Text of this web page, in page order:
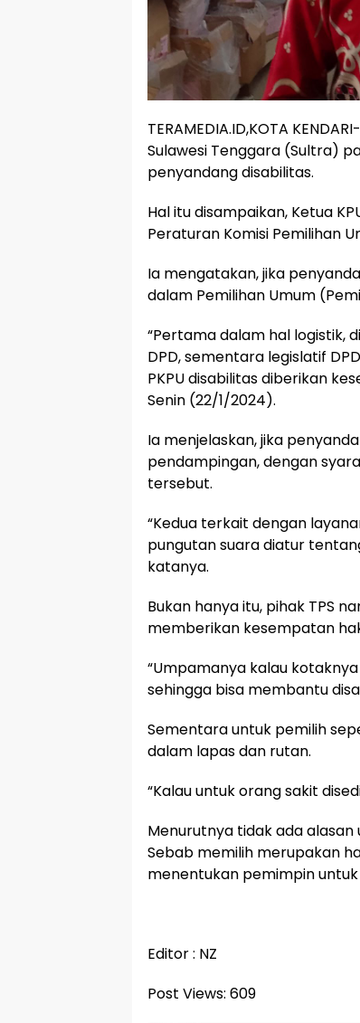
TERAMEDIA.ID,KOTA
Sulawesi Tenggara (Sultra)
penyandang disabilitas.
Hal itu disampaikan, Ketua
Peraturan Komisi Pemilihan
Ia mengatakan, jika
dalam Pemilihan Umum
“Pertama dalam hal logistik,
DPD, sementara legislatif
PKPU disabilitas diberikan
Senin (22/1/2024).
Ia menjelaskan, jika
pendampingan, dengan
tersebut.
“Kedua terkait dengan
pungutan suara diatur
katanya.
Bukan hanya itu, pihak TPS
memberikan kesempatan
“Umpamanya kalau
sehingga bisa membantu
Sementara untuk pemilih
dalam lapas dan rutan.
“Kalau untuk orang sakit
Menurutnya tidak ada
Sebab memilih merupakan
menentukan pemimpin
Editor : NZ
Post Views: 609